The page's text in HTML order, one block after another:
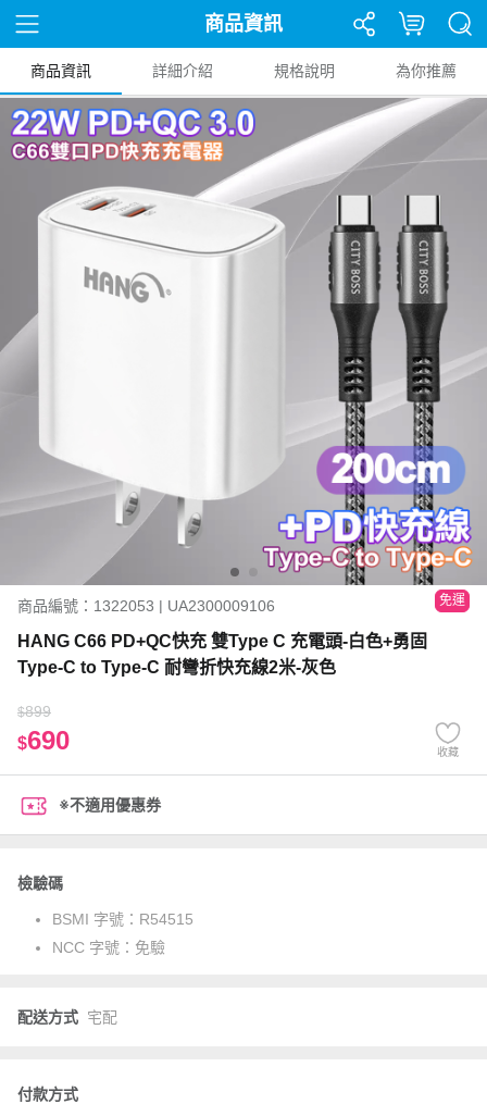
商品資訊
商品資訊 詳細介紹 規格說明 為你推薦
商品編號：1322053 | UA2300009106 免運
HANG C66 PD+QC快充 雙Type C 充電頭-白色+勇固
Type-C to Type-C 耐彎折快充線2米-灰色
$899
$690 收藏
※不適用優惠券
檢驗碼
BSMI 字號： R54515
NCC 字號： 免驗
配送方式 宅配
付款方式